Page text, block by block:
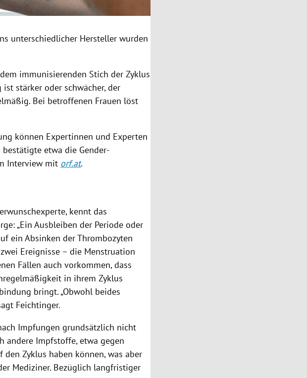
unterschiedlicher Hersteller wurden
immunisierenden Stich der Zyklus
stärker oder schwächer, der
Bei betroffenen Frauen löst
können Expertinnen und Experten
etwa die Gender-
Interview mit orf.at.
kennt das
„Ein Ausbleiben der Periode oder
ein Absinken der Thrombozyten
Ereignisse – die Menstruation
Fällen auch vorkommen, dass
in ihrem Zyklus
bringt. „Obwohl beides
Feichtinger.
Impfungen grundsätzlich nicht
andere Impfstoffe, etwa gegen
Zyklus haben können, was aber
Mediziner. Bezüglich langfristiger